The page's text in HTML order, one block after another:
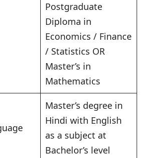
Postgraduate
Diploma in
Economics / Finance
/ Statistics OR
Master’s in
Mathematics
Master’s degree in
Hindi with English
as a subject at
Bachelor’s level